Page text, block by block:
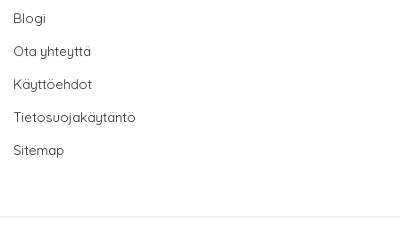
Blogi
Ota yhteyttä
Käyttöehdot
Tietosuojakäytäntö
Sitemap